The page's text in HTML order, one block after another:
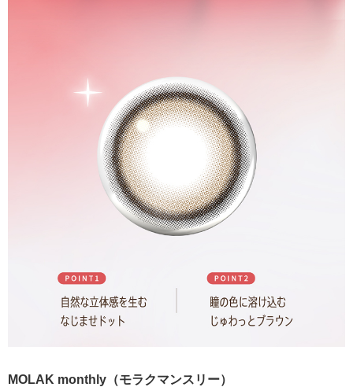
MOLAK monthly（モラクマンスリー）